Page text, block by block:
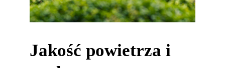
Jakość powietrza i